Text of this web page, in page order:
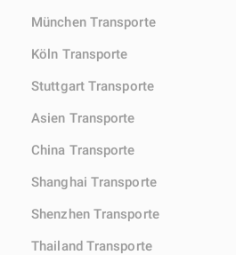
München Transporte
Köln Transporte
Stuttgart Transporte
Asien Transporte
China Transporte
Shanghai Transporte
Shenzhen Transporte
Thailand Transporte